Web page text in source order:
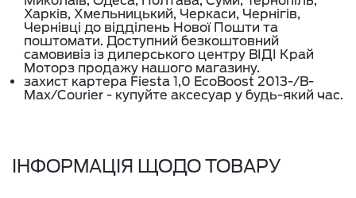
Харків, Хмельницький, Черкаси, Чернігів,
Чернівці до відділень Нової Пошти та
поштомати. Доступний безкоштовний
самовивіз із дилерського центру ВІДІ Край
Моторз продажу нашого магазину.
захист картера Fiesta 1,0 EcoBoost 2013-/В-
Мах/Courier - купуйте аксесуар у будь-який час.
ІНФОРМАЦІЯ ЩОДО ТОВАРУ